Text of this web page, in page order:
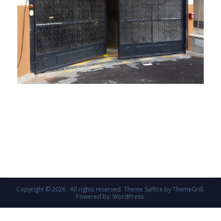
Copyright © 2026 . All rights reserved. Theme Suffice by ThemeGrill.
Powered by: WordPress.